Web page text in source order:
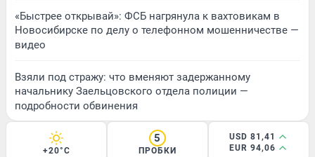
«Быстрее открывай»: ФСБ нагрянула к вахтовикам в
Новосибирске по делу о телефонном мошенничестве —
видео
Взяли под стражу: что вменяют задержанному
начальнику Заельцовского отдела полиции —
подробности обвинения
+20°C
5
ПРОБКИ
USD 81,41
EUR 94,06